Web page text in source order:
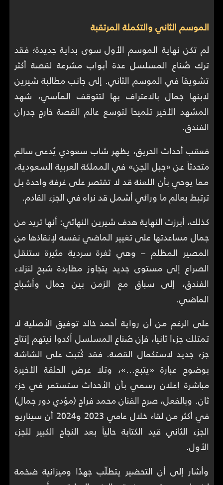
الموسم الثاني والتكملة المرتقبة
لم تكن نهاية الموسم الأول سوى بداية جديدة؛ فقد
ترك صُناع المسلسل عدة أبواب مشرعة لقصة أكثر
تشويقاً في الموسم الثاني. إلى جانب مطالبة شيرين
لابنها جمال بالاعتراف بها لتتوقف المآسي، شهد
المشهد الأخير تلميحاً لتوسع عالم القصة خارج جدران
الفندق.
فعقب أحداث الحريق، يظهر شاب سعودي يُدعى سالم
متحدثاً عن «جبل الجن» في المملكة العربية السعودية،
مما يوحي بأن اللعنة قد لا تقتصر على غرفة واحدة بل
ترتبط بعالم ما ورائي أشمل قد نراه في الجزء القادم.
كذلك، أبرزت النهاية هدف شيرين النهائي: أنها تريد من
جمال مساعدتها على تغيير الماضي نفسه لإنقاذها من
المصير المظلم – وهي ثغرة سردية مثيرة ستنقل
الصراع إلى مستوى جديد يتجاوز مطاردة شبح لنزلاء
الفندق، إلى سباق مع الزمن بين جمال وأشباح
الماضي.
على الرغم من أن رواية أحمد خالد توفيق الأصلية لا
تمتلك جزءاً ثانياً، فإن صُناع المسلسل أكدوا نيتهم إنتاج
جزء جديد لاستكمال القصة. فقد كُتبت على الشاشة
بوضوح عبارة «يتبع...»، وتلا عرض الحلقة الأخيرة
مباشرة إعلان رسمي بأن الأحداث ستستمر في جزء
ثان. وبالفعل، صرح الفنان محمد فراج (مؤدي دور جمال)
في أكثر من لقاء خلال عامي 2023 و2024 أن سيناريو
الجزء الثاني قيد الكتابة حالياً بعد النجاح الكبير للجزء
الأول.
وأشار إلى أن التحضير يتطلّب جهدًا وميزانية ضخمة